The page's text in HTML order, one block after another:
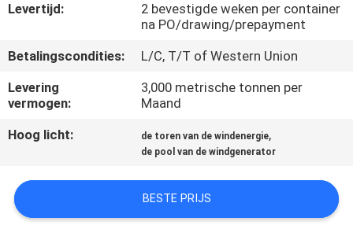
CONTACTEER
ONS
NIEUWS
OM EEN
CITAAT
Levertijd:
2 bevestigde weken per container
na PO/drawing/prepayment
Betalingscondities:
L/C, T/T of Western Union
Levering
vermogen:
3,000 metrische tonnen per
Maand
Hoog licht:
de toren van de windenergie,
de pool van de windgenerator
BESTE PRIJS